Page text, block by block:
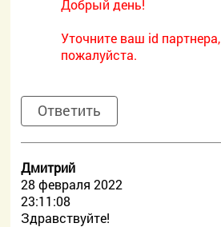
Добрый день!
Уточните ваш id партнера,
пожалуйста.
Ответить
Дмитрий
28 февраля 2022
23:11:08
Здравствуйте!